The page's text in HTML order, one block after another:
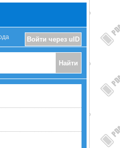
Войти через uID